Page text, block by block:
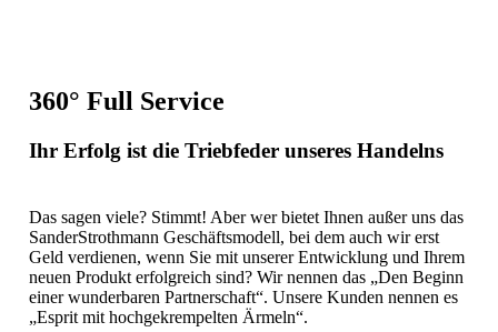
360° Full Service
Ihr Erfolg ist die Triebfeder unseres Handelns
Das sagen viele? Stimmt! Aber wer bietet Ihnen außer uns das
SanderStrothmann Geschäftsmodell, bei dem auch wir erst
Geld verdienen, wenn Sie mit unserer Entwicklung und Ihrem
neuen Produkt erfolgreich sind? Wir nennen das „Den Beginn
einer wunderbaren Partnerschaft“. Unsere Kunden nennen es
„Esprit mit hochgekrempelten Ärmeln“.